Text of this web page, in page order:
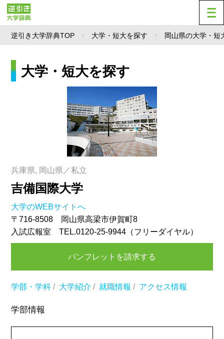
逆引き大学辞典TOP 大学・短大を探す 岡山県の大学・短
大学・短大を探す
兵庫県, 岡山県／私立
吉備国際大学
大学のWEBサイトへ
〒716-8508 岡山県高梁市伊賀町8
入試広報室 TEL.0120-25-9944（フリーダイヤル）
パンフレットを請求する
学部・学科 / 大学紹介 / 就職情報 / アクセス情報
学部情報